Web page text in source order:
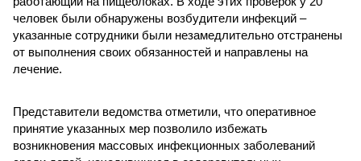
человек были обнаружены возбудители инфекций –
указанные сотрудники были незамедлительно отстранены
от выполнения своих обязанностей и направлены на
лечение.
Представители ведомства отметили, что оперативное
принятие указанных мер позволило избежать
возникновения массовых инфекционных заболеваний